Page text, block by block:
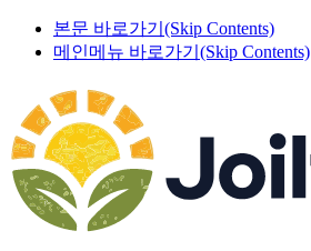
본문 바로가기(Skip Contents)
메인메뉴 바로가기(Skip Contents)